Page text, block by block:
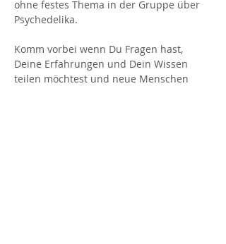
ohne festes Thema in der Gruppe über
Psychedelika.
Komm vorbei wenn Du Fragen hast,
Deine Erfahrungen und Dein Wissen
teilen möchtest und neue Menschen